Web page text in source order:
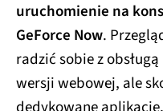
uruchomienie na
GeForce Now.
radzić sobie z
wersji webowej, ale